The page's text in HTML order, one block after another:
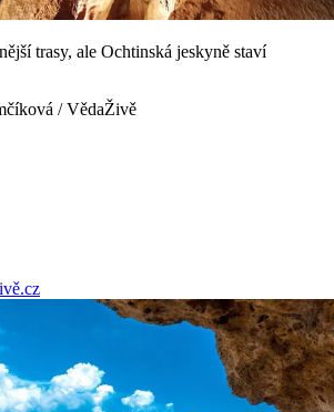
trasy, ale Ochtinská jeskyně staví
/ VědaŽivě